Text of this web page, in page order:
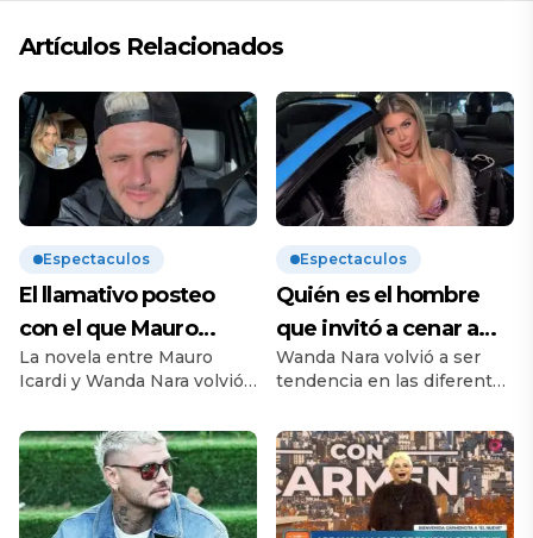
Artículos Relacionados
Espectaculos
El llamativo posteo
con el que Mauro
Icardi se burló de
Wanda Nara tras la
audiencia de divorcio
La novela entre Mauro
Icardi y Wanda Nara volvió
que fue la audiencia de
divorcio que los tuvo frente
a frente en Italia después
de mucho tiempo que no
se veían las caras. En las
Espectaculos
Quién es el hombre
que invitó a cenar a
Wanda Nara tras la
dura audiencia con
Mauro Icardi
Wanda Nara volvió a ser
tendencia en las diferentes
principal en los diferentes
programas de espectáculo.
Es que la conductora de
Telefe no pasó para nada
desapercibida en la